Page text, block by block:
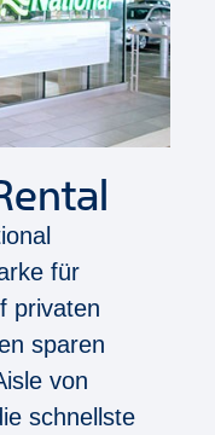
für
privaten
sparen
von
schnellste